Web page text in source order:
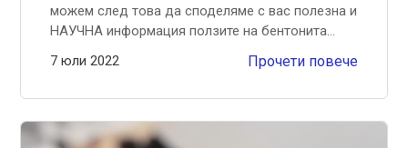
можем след това да споделяме с вас полезна и
НАУЧНА информация ползите на бентонита...
7 юли 2022
Прочети повече